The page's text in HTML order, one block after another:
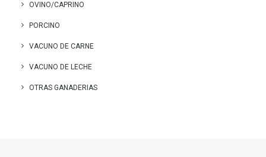
OVINO/CAPRINO
PORCINO
VACUNO DE CARNE
VACUNO DE LECHE
OTRAS GANADERIAS